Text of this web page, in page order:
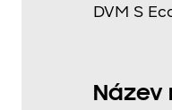
DVM S
Název